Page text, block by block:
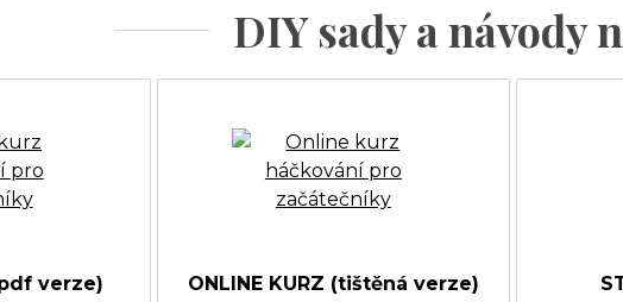
DIY sady a návody
verze)
ONLINE KURZ (tištěná verze)